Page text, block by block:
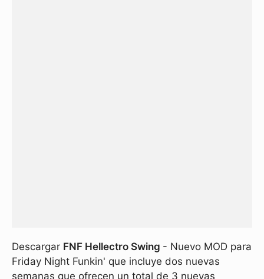
Descargar FNF Hellectro Swing - Nuevo MOD para
Friday Night Funkin' que incluye dos nuevas
semanas que ofrecen un total de 3 nuevas